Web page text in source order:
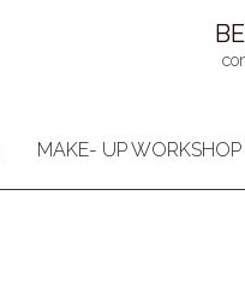
MAKE- UP WORKSHOP